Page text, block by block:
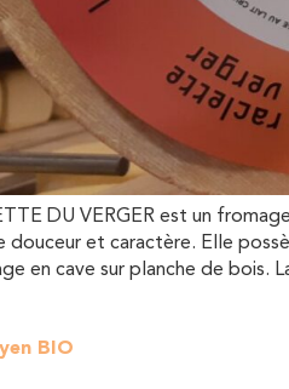
DU VERGER est un
douceur et caractère. Elle
en cave sur planche de bois.
BIO